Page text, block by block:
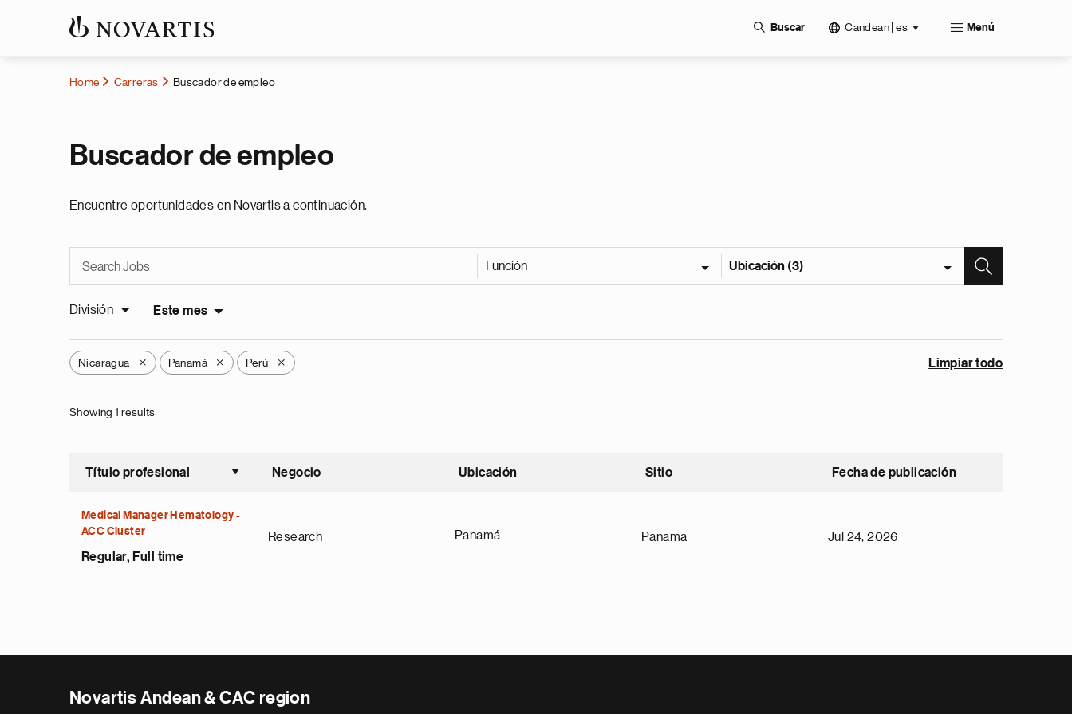
Buscar Candean | es Menú
Home Carreras Buscador de empleo
Buscador de empleo
Encuentre oportunidades en Novartis a continuación.
Función Ubicación (3)
División Este mes
Nicaragua X Panamá X Perú X Limpiar todo
Showing 1 results
Título profesional
Ordenar ascendente
Negocio Ubicación Sitio Fecha de publicación
Medical Manager Hematology -
ACC Cluster
Regular, Full time
Research Panamá Panama Jul 24, 2026
Novartis Andean & CAC region